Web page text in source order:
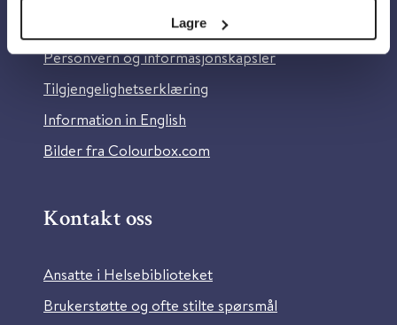
Lagre
Om Helsebiblioteket
Personvern og informasjonskapsler
Tilgjengelighetserklæring
Information in English
Bilder fra Colourbox.com
Kontakt oss
Ansatte i Helsebiblioteket
Brukerstøtte og ofte stilte spørsmål